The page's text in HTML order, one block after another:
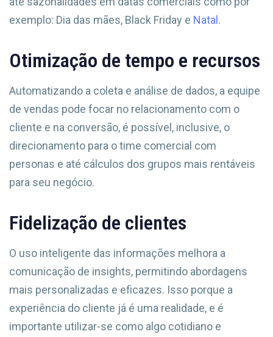
exemplo: Dia das mães, Black Friday e Natal .
Otimização de tempo e recursos
Automatizando a coleta e análise de dados, a equipe
de vendas pode focar no relacionamento com o
cliente e na conversão, é possível, inclusive, o
direcionamento para o time comercial com
personas e até cálculos dos grupos mais rentáveis
para seu negócio.
Fidelização de clientes
O uso inteligente das informações melhora a
comunicação de insights, permitindo abordagens
mais personalizadas e eficazes. Isso porque a
experiência do cliente já é uma realidade, e é
importante utilizar-se como algo cotidiano e